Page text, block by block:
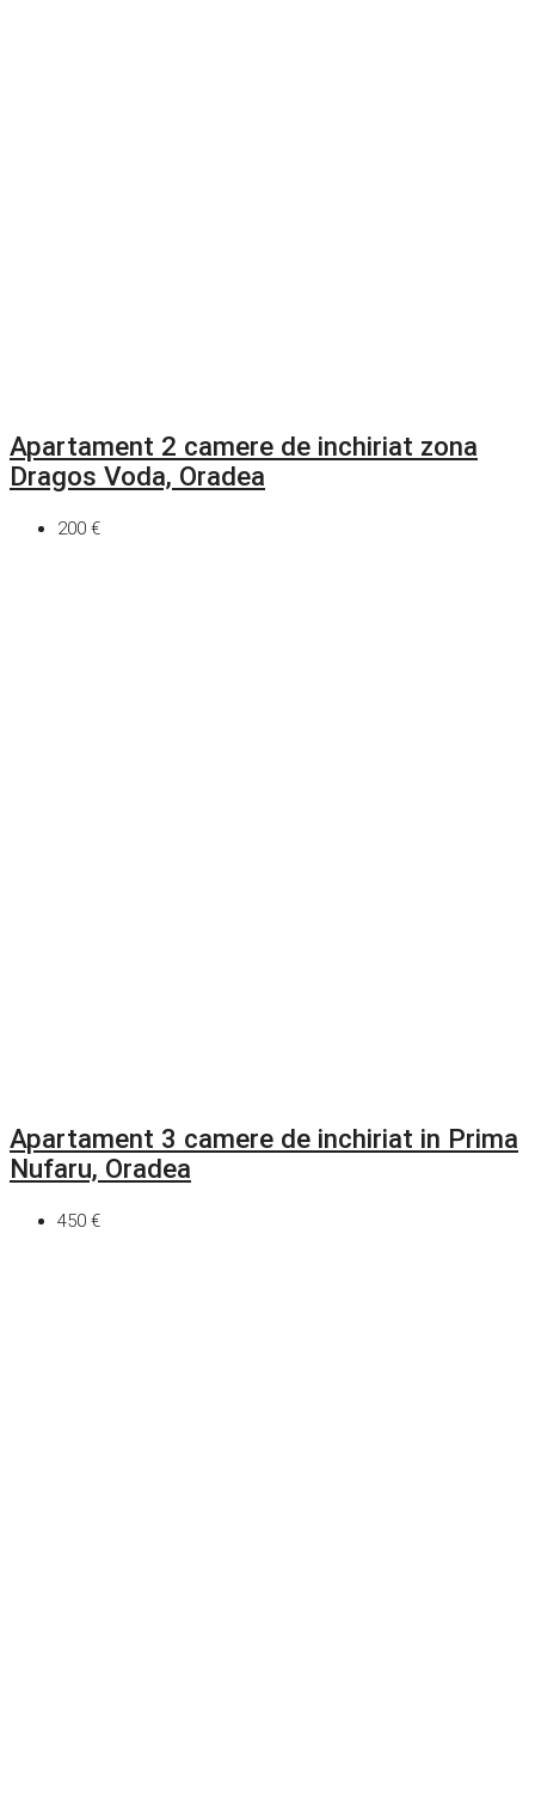
Apartament 2 camere de inchiriat zona
Dragos Voda, Oradea
200 €
Apartament 3 camere de inchiriat in Prima
Nufaru, Oradea
450 €